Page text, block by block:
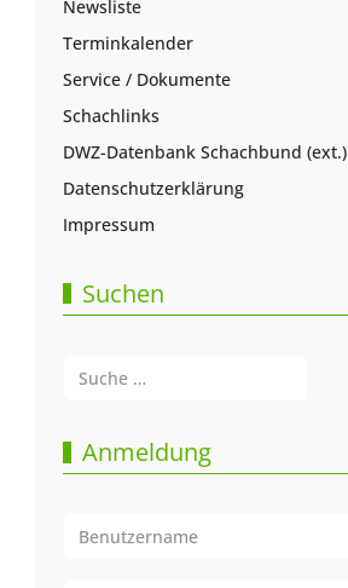
Newsliste
Terminkalender
Service / Dokumente
Schachlinks
DWZ-Datenbank Schachbund (ext.)
Datenschutzerklärung
Impressum
Suchen
Anmeldung